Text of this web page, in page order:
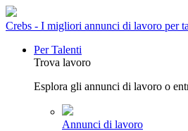
Crebs - I migliori annunci di lavoro per
Per Talenti
Trova lavoro
Esplora gli annunci di lavoro o
Annunci di lavoro